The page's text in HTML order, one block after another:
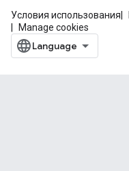
Условия использования
Manage cookies